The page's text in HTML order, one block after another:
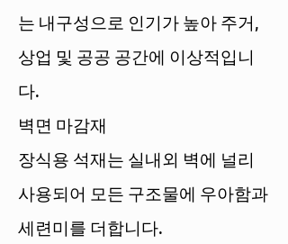
는 내구성으로 인기가 높아 주거,
상업 및 공공 공간에 이상적입니
다.
벽면 마감재
장식용 석재는 실내외 벽에 널리
사용되어 모든 구조물에 우아함과
세련미를 더합니다.